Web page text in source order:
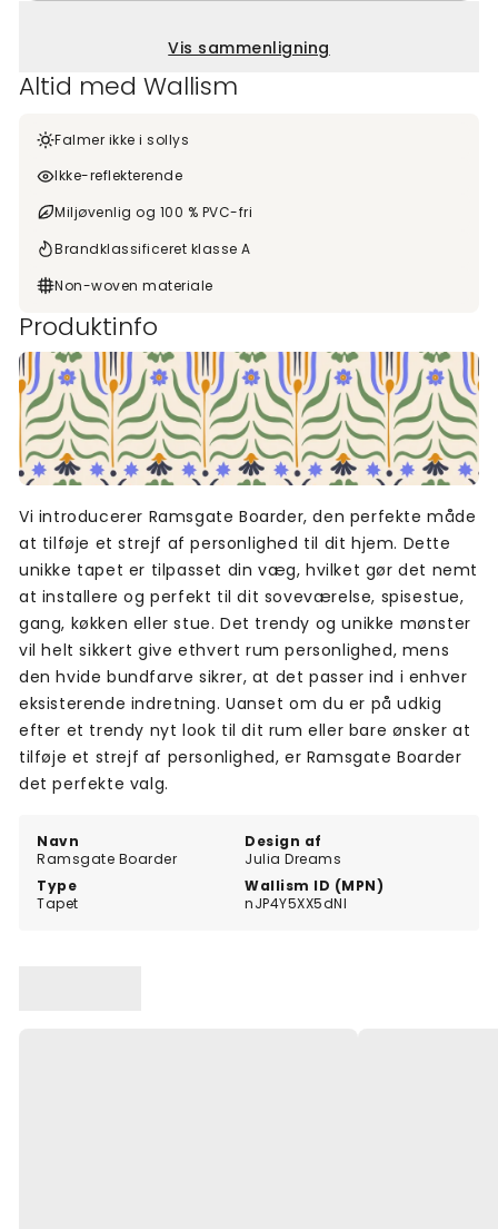
Vis sammenligning
Altid med Wallism
Falmer ikke i sollys
Ikke-reflekterende
Miljøvenlig og 100 % PVC-fri
Brandklassificeret klasse A
Non-woven materiale
Produktinfo
Navn
Ramsgate Boarder
Design af
Julia Dreams
Type
Tapet
Wallism ID (MPN)
nJP4Y5XX5dNl
Vi introducerer Ramsgate Boarder, den perfekte måde
at tilføje et strejf af personlighed til dit hjem. Dette
unikke tapet er tilpasset din væg, hvilket gør det nemt
at installere og perfekt til dit soveværelse, spisestue,
gang, køkken eller stue. Det trendy og unikke mønster
vil helt sikkert give ethvert rum personlighed, mens
den hvide bundfarve sikrer, at det passer ind i enhver
eksisterende indretning. Uanset om du er på udkig
efter et trendy nyt look til dit rum eller bare ønsker at
tilføje et strejf af personlighed, er Ramsgate Boarder
det perfekte valg.